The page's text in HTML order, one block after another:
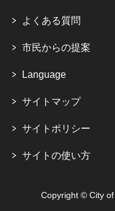
よくある質問
市民からの提案
Language
サイトマップ
サイトポリシー
サイトの使い方
Copyright © City of